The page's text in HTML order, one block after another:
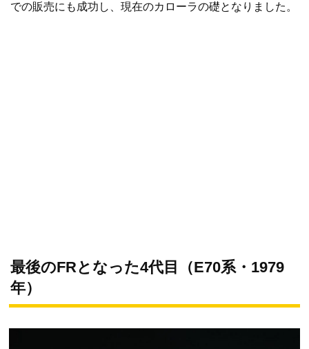
での販売にも成功し、現在のカローラの礎となりました。
最後のFRとなった4代目（E70系・1979
年）